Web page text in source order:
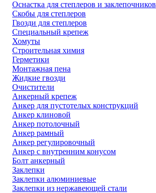
Оснастка для степлеров и заклепочников
Скобы для степлеров
Гвозди для степлеров
Специальный крепеж
Хомуты
Строительная химия
Герметики
Монтажная пена
Жидкие гвозди
Очистители
Анкерный крепеж
Анкер для пустотелых конструкций
Анкер клиновой
Анкер потолочный
Анкер рамный
Анкер регулировочный
Анкер с внутренним конусом
Болт анкерный
Заклепки
Заклепки алюминиевые
Заклепки из нержавеющей стали